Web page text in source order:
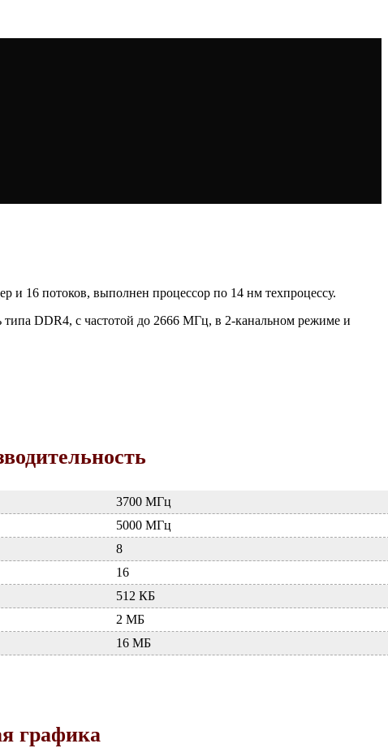
и 16 потоков, выполнен процессор по 14 нм техпроцессу.
типа DDR4, с частотой до 2666 МГц, в 2-канальном режиме и
3700 МГц
5000 МГц
8
16
512 КБ
2 МБ
16 МБ
графика